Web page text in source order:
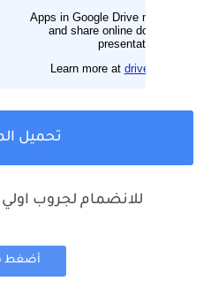
تحميل
للانضمام لجروب اولي
أضغط